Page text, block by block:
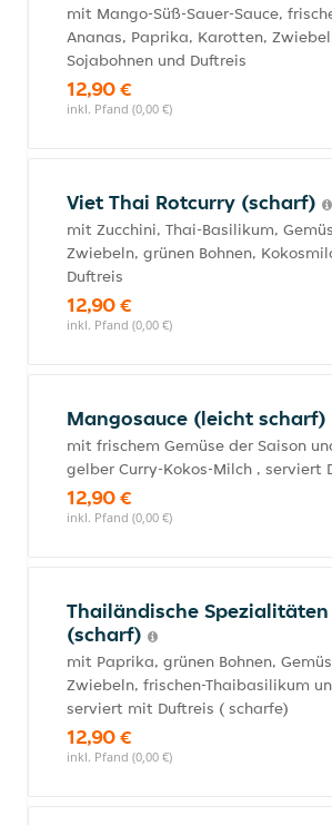
mit Mango-Süß-Sauer-Sauce,
Ananas, Paprika, Karotten,
Sojabohnen und Duftreis
12,90 €
inkl. Pfand (0,00 €)
Viet Thai Rotcurry (scharf)
mit Zucchini, Thai-Basilikum,
Zwiebeln, grünen Bohnen,
Duftreis
12,90 €
inkl. Pfand (0,00 €)
Mangosauce (leicht scharf)
mit frischem Gemüse der Saison
gelber Curry-Kokos-Milch , serviert
12,90 €
inkl. Pfand (0,00 €)
Thailändische Spezialitäten
(scharf)
mit Paprika, grünen Bohnen,
Zwiebeln, frischen-Thaibasilikum
serviert mit Duftreis ( scharfe)
12,90 €
inkl. Pfand (0,00 €)